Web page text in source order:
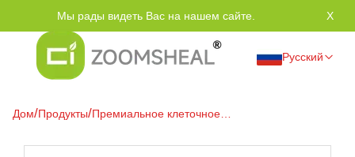
Мы рады видеть Вас на нашем сайте. X
Русский
Дом/Продукты/Премиальное клеточное